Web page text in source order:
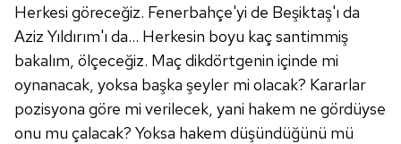
Metnimiziziyaret edebilirsiniz.
6698 sayılı Kişisel Verilerin Korunması Kanunu uyarınca
hazırlanmış Aydınlatma Metnimizi okumak ve sitemizde
ilgili mevzuata uygun olarak kullanılan çerezlerle ilgili bilgi
almak için lütfen tıklayınız .
Herkesi göreceğiz. Fenerbahçe'yi de Beşiktaş'ı da
Aziz Yıldırım'ı da... Herkesin boyu kaç santimmiş
bakalım, ölçeceğiz. Maç dikdörtgenin içinde mi
oynanacak, yoksa başka şeyler mi olacak? Kararlar
pozisyona göre mi verilecek, yani hakem ne gördüyse
onu mu çalacak? Yoksa hakem düşündüğünü mü